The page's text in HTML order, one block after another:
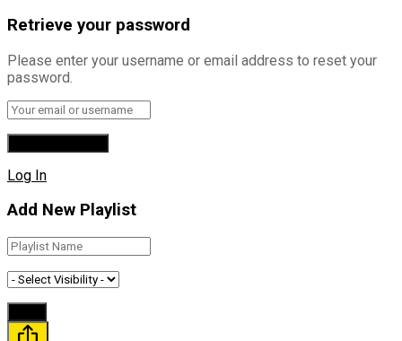
Retrieve your password
Please enter your username or email address to reset your
password.
Log In
Add New Playlist